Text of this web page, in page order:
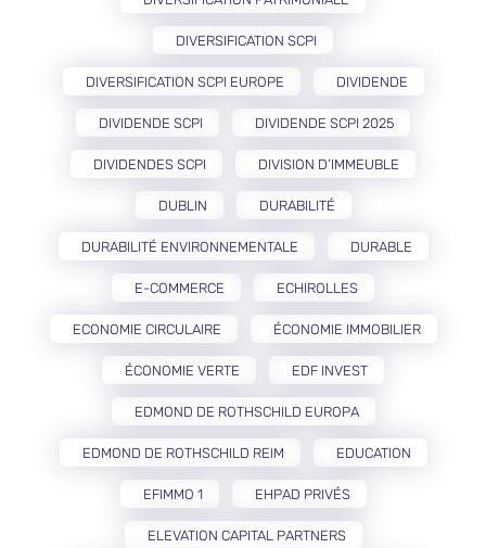
DIVERSIFICATION SCPI
DIVERSIFICATION SCPI EUROPE DIVIDENDE
DIVIDENDE SCPI DIVIDENDE SCPI 2025
DIVIDENDES SCPI DIVISION D’IMMEUBLE
DUBLIN DURABILITÉ
DURABILITÉ ENVIRONNEMENTALE DURABLE
E-COMMERCE ECHIROLLES
ECONOMIE CIRCULAIRE ÉCONOMIE IMMOBILIER
ÉCONOMIE VERTE EDF INVEST
EDMOND DE ROTHSCHILD EUROPA
EDMOND DE ROTHSCHILD REIM EDUCATION
EFIMMO 1 EHPAD PRIVÉS
ELEVATION CAPITAL PARTNERS